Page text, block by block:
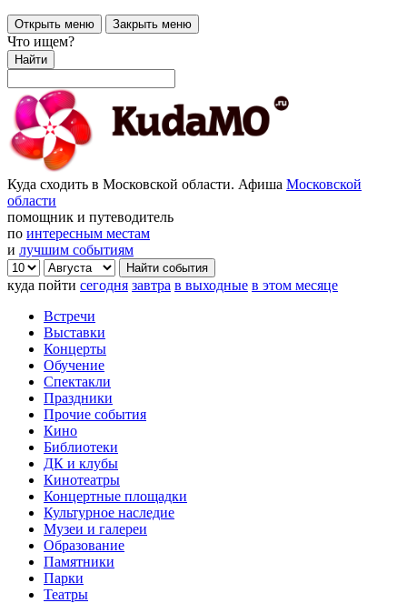
Открыть меню Закрыть меню
Что ищем?
Найти
Куда сходить в Московской области. Афиша Московской
области
помощник и путеводитель
по интересным местам
и лучшим событиям
куда пойти сегодня завтра в выходные в этом месяце
Встречи
Выставки
Концерты
Обучение
Спектакли
Праздники
Прочие события
Кино
Библиотеки
ДК и клубы
Кинотеатры
Концертные площадки
Культурное наследие
Музеи и галереи
Образование
Памятники
Парки
Театры